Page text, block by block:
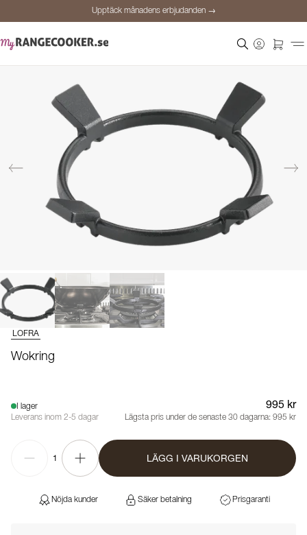
Upptäck månadens erbjudanden →
Upptäck månadens erbjudanden →
LOFRA
Wokring
I lager
Leverans inom 2-5 dagar
995 kr
Lägsta pris under de senaste 30 dagarna: 995 kr
1 LÄGG I VARUKORGEN
Nöjda kunder Säker betalning Prisgaranti